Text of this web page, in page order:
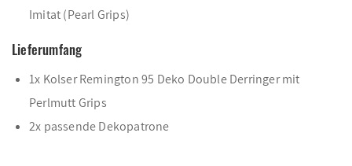
Imitat (Pearl Grips)
Lieferumfang
1x Kolser Remington 95 Deko Double Derringer mit
Perlmutt Grips
2x passende Dekopatrone